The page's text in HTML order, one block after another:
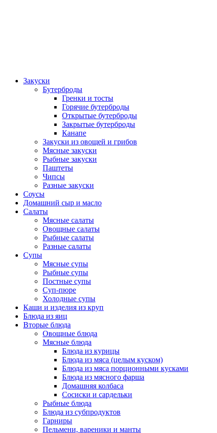
Закуски
Бутерброды
Гренки и тосты
Горячие бутерброды
Открытые бутерброды
Закрытые бутерброды
Канапе
Закуски из овощей и грибов
Мясные закуски
Рыбные закуски
Паштеты
Чипсы
Разные закуски
Соусы
Домашний сыр и масло
Салаты
Мясные салаты
Овощные салаты
Рыбные салаты
Разные салаты
Супы
Мясные супы
Рыбные супы
Постные супы
Суп-пюре
Холодные супы
Каши и изделия из круп
Блюда из яиц
Вторые блюда
Овощные блюда
Мясные блюда
Блюда из курицы
Блюда из мяса (целым куском)
Блюда из мяса порционными кусками
Блюда из мясного фарша
Домашняя колбаса
Сосиски и сардельки
Рыбные блюда
Блюда из субпродуктов
Гарниры
Пельмени, вареники и манты